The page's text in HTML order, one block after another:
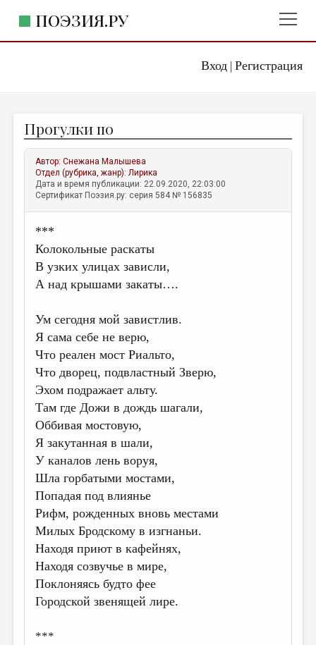
Вход| Регистрация
ПОЭЗИЯ.РУ
ЖАНРЫ
АВТОРЫ
КОММЕНТАРИИ
ЛИТСАЛОН
НОВОСТИ
ПРАВИЛА САЙТА
ОТДЕЛЫ И РУБРИКИ
ИЗБРАННОЕ
ДАЙДЖЕСТ
ПРОИЗВЕДЕНИЯ
ПЕРЕВОДЫ
КОНКУРСЫ
ДЕТСКАЯ КОМНАТА
КНИЖНАЯ ПОЛКА
ОБЗОР ЛИТЕРАТУРЫ
СТРАНИЦЫ ПАМЯТИ
ОБЪЯВЛЕНИЯ
КОЛОНКА РЕДАКТОРА
РЕДКОЛЛЕГИЯ
ОТ РЕДАКЦИИ
МАЛАЯ ПРОЗА
Прогулки по
Автор:Снежана Малышева
Отдел (рубрика, жанр):Лирика
Дата и время публикации: 22.09.2020, 22:03:00
Сертификат Поэзия.ру: серия 584 № 156835
***
Колокольные раскаты
В узких улицах зависли,
А над крышами закаты….
Ум сегодня мой завистлив.
Я сама себе не верю,
Что реален мост Риальто,
Что дворец, подвластный Зверю,
Эхом подражает альту.
Там где Дожи в дождь шагали,
Оббивая мостовую,
Я закутанная в шали,
У каналов лень воруя,
Шла горбатыми мостами,
Попадая под влиянье
Рифм, рожденных вновь местами
Милых Бродскому в изгнаньи.
Находя приют в кафейнях,
Находя созвучье в мире,
Поклоняясь будто фее
Городской звенящей лире.
***